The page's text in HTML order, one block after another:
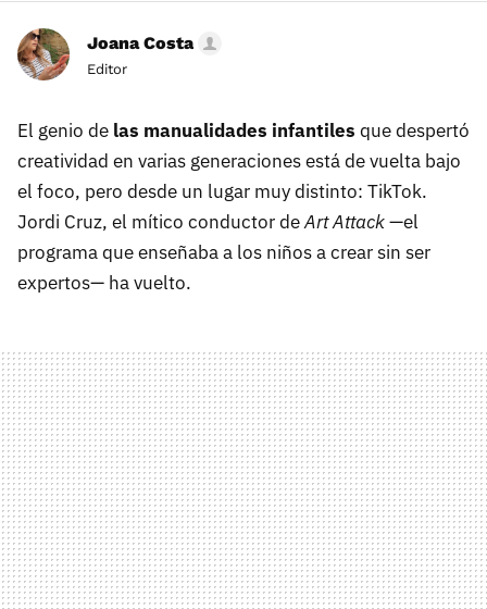
Joana Costa
Editor
El genio de las manualidades infantiles que despertó
creatividad en varias generaciones está de vuelta bajo
el foco, pero desde un lugar muy distinto: TikTok.
Jordi Cruz, el mítico conductor deArt Attack—el
programa que enseñaba a los niños a crear sin ser
expertos— ha vuelto.